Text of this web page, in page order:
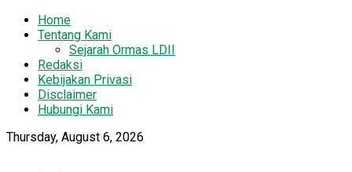
Home
Tentang Kami
Sejarah Ormas LDII
Redaksi
Kebijakan Privasi
Disclaimer
Hubungi Kami
Thursday, August 6, 2026